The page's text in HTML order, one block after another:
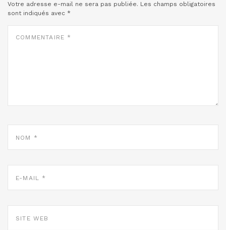
Votre adresse e-mail ne sera pas publiée. Les champs obligatoires
sont indiqués avec *
MAIL
WEB